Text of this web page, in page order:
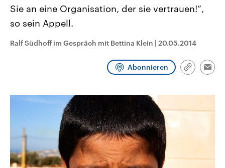
Umfragen, Prognosen,
Wahlprogramme, aktuelle Berichte
und Hintergründe zu den Parteien
Wahl.
Sendungen
Sie an eine Organisation, der sie vertrauen!“,
so sein Appell.
Ralf Südhoff im Gespräch mit Bettina Klein | 20.05.2014
Abonnieren
Link